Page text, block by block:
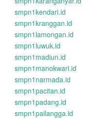
smpn1kendari.id
smpn1kranggan.id
smpn1lamongan.id
smpn1luwuk.id
smpn1madiun.id
smpn1manokwari.id
smpn1narmada.id
smpn1pacitan.id
smpn1padang.id
smpn1pailangga.id